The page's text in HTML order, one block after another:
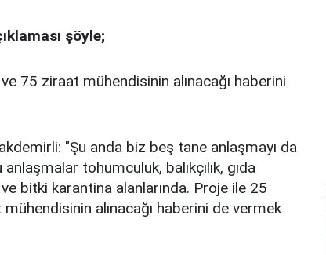
şöyle;
75 ziraat mühendisinin alınacağı haberini
"Şu anda biz beş tane anlaşmayı da
tohumculuk, balıkçılık, gıda
bitki karantina alanlarında. Proje ile 25
alınacağı haberini de vermek